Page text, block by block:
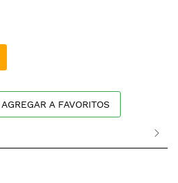
AGREGAR A FAVORITOS